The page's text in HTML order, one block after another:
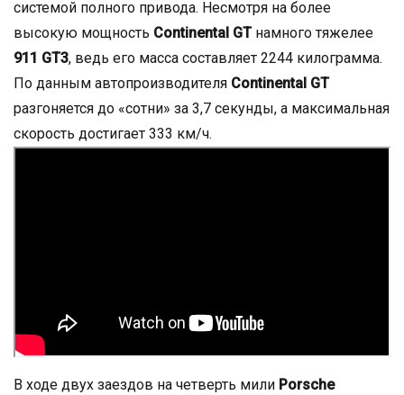
системой полного привода. Несмотря на более
высокую мощность Continental GTнамного тяжелее
911 GT3, ведь его масса составляет 2244 килограмма.
По данным автопроизводителя Continental GT
разгоняется до «сотни» за 3,7 секунды, а максимальная
скорость достигает 333 км/ч.
В ходе двух заездов на четверть мили Porsche